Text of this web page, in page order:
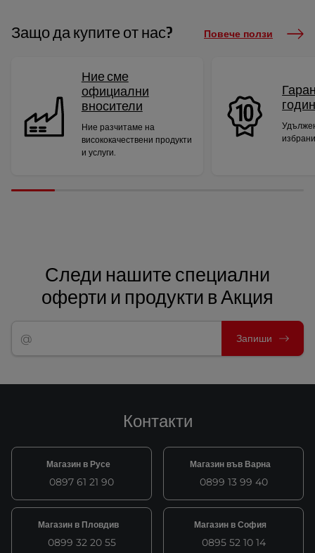
Защо да купите от нас? Повече ползи
Ние сме
официални
вносители
Ние разчитаме на
висококачествени продукти
и услуги.
Следи нашите специални
оферти и продукти в Акция
Запиши
Контакти
Магазин в Русе
0897 61 21 90
Магазин във Варна
0899 13 99 40
Магазин в Пловдив
0899 32 20 55
Магазин в София
0895 52 10 14